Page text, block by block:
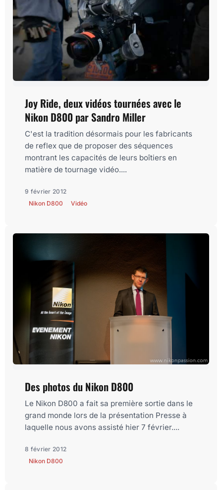
Joy Ride, deux vidéos tournées avec le
Nikon D800 par Sandro Miller
C'est la tradition désormais pour les fabricants
de reflex que de proposer des séquences
montrant les capacités de leurs boîtiers en
matière de tournage vidéo....
9 février 2012
Nikon D800
Vidéo
Des photos du Nikon D800
Le Nikon D800 a fait sa première sortie dans le
grand monde lors de la présentation Presse à
laquelle nous avons assisté hier 7 février....
8 février 2012
Nikon D800